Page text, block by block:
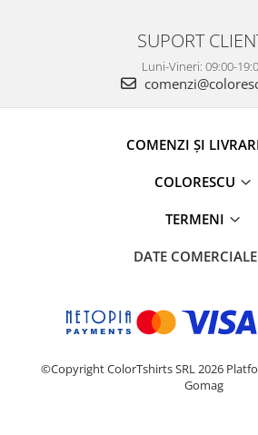
SUPORT
Luni-Vineri: 09:00-
COMENZI ȘI
COLORESCU
TERMENI
DATE COMERCIALE
©Copyright ColorTshirts SRL 2026
Gomag